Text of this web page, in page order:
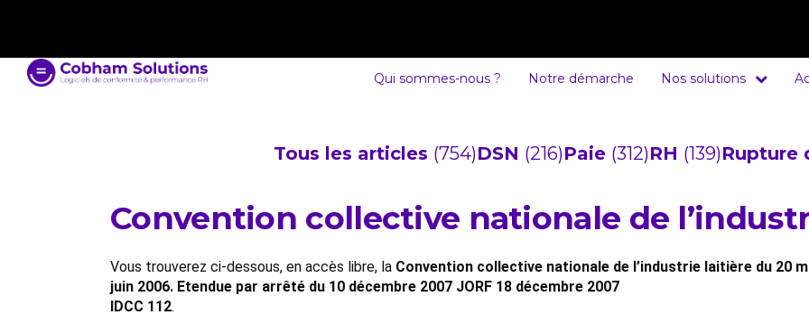
Qui sommes-nous ? Notre démarche Nos solutions
Tous les articles (754)DSN (216)Paie (312)RH (139)Rupture
Convention collective nationale de
Vous trouverez ci-dessous, en accès libre, la Convention collective nationale de l’industrie laitière du 20
juin 2006. Etendue par arrêté du 10 décembre 2007 JORF 18 décembre 2007
IDCC 112.